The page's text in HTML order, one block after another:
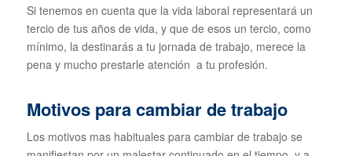
Si tenemos en cuenta que la vida laboral representará un
tercio de tus años de vida, y que de esos un tercio, como
mínimo, la destinarás a tu jornada de trabajo, merece la
pena y mucho prestarle atención a tu profesión.
Motivos para cambiar de trabajo
Los motivos mas habituales para cambiar de trabajo se